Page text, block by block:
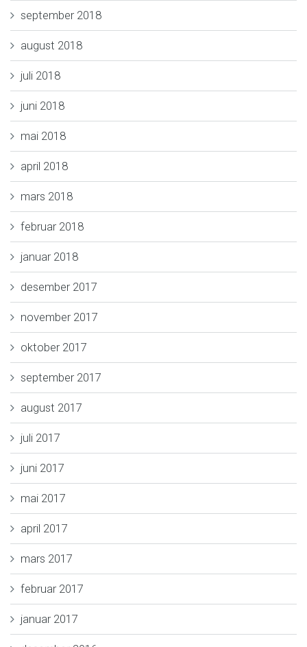
september 2018
august 2018
juli 2018
juni 2018
mai 2018
april 2018
mars 2018
februar 2018
januar 2018
desember 2017
november 2017
oktober 2017
september 2017
august 2017
juli 2017
juni 2017
mai 2017
april 2017
mars 2017
februar 2017
januar 2017